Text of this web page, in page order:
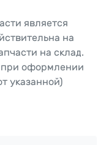
является
на
на склад.
при оформлении
указанной)